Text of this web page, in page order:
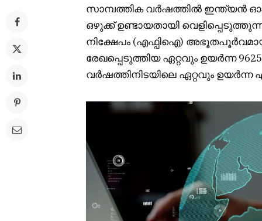
സാമ്പത്തിക വർഷത്തിൽ ഇന്ത്യൻ
ഒഴുക്ക് ഉണ്ടായതായി
നിക്ഷേപം (എഫ്പിഐ) അഭൂതപൂർവമായ
രേഖപ്പെടുത്തിയ ഏറ്റവും ഉയർന്ന
വർഷത്തിനിടയിലെ ഏറ്റവും